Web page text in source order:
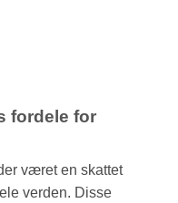
fordele for
været en skattet
verden. Disse